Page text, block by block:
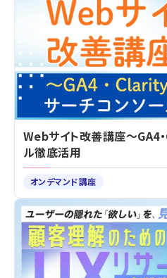
Webサイト改善講座～GA4
ル徹底活用
オンデマンド講座